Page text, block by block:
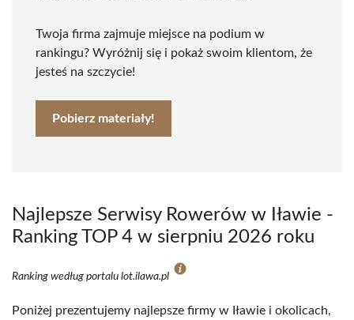
Twoja firma zajmuje miejsce na podium w
rankingu? Wyróżnij się i pokaż swoim klientom, że
jesteś na szczycie!
Pobierz materiały!
Najlepsze Serwisy Rowerów w Iławie -
Ranking TOP 4 w sierpniu 2026 roku
Ranking według portalu lot.ilawa.pl
Poniżej prezentujemy najlepsze firmy w Iławie i okolicach,